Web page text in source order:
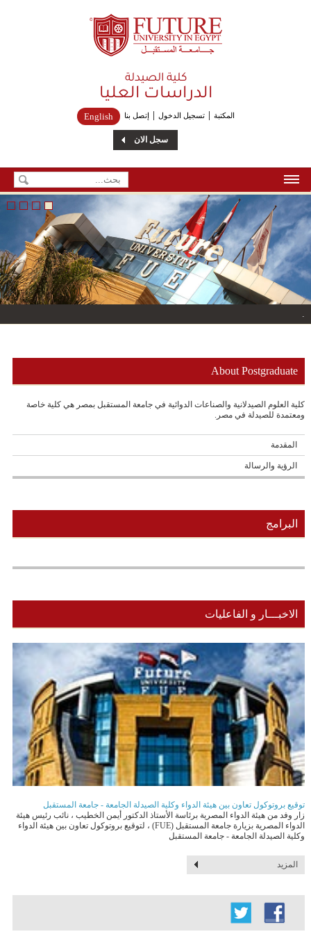
Future University
كلية الصيدلة
الدراسات العليا
المكتبة تسجيل الدخول إتصل بنا English
سجل الان
الرئيسية
من نحن
إتصل بنا
.
About Postgraduate
كلية العلوم الصيدلانية والصناعات الدوائية في جامعة المستقبل بمصر هي كلية خاصة
ومعتمدة للصيدلة في مصر.
المقدمة
الرؤية والرسالة
البرامج
الاخبـــار و الفاعليات
توقيع بروتوكول تعاون بين هيئة الدواء وكلية الصيدلة الجامعة - جامعة المستقبل
زار وفد من هيئة الدواء المصرية برئاسة الأستاذ الدكتور أيمن الخطيب ، نائب رئيس هيئة
الدواء المصرية بزيارة جامعة المستقبل (FUE) ، لتوقيع بروتوكول تعاون بين هيئة الدواء
وكلية الصيدلة الجامعة - جامعة المستقبل
المزيد